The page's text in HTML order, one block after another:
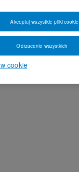
cookie
Odrzucenie wszystkich
Akceptuj wszystkie pliki cookie